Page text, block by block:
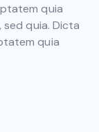
quia
quia. Dicta
quia